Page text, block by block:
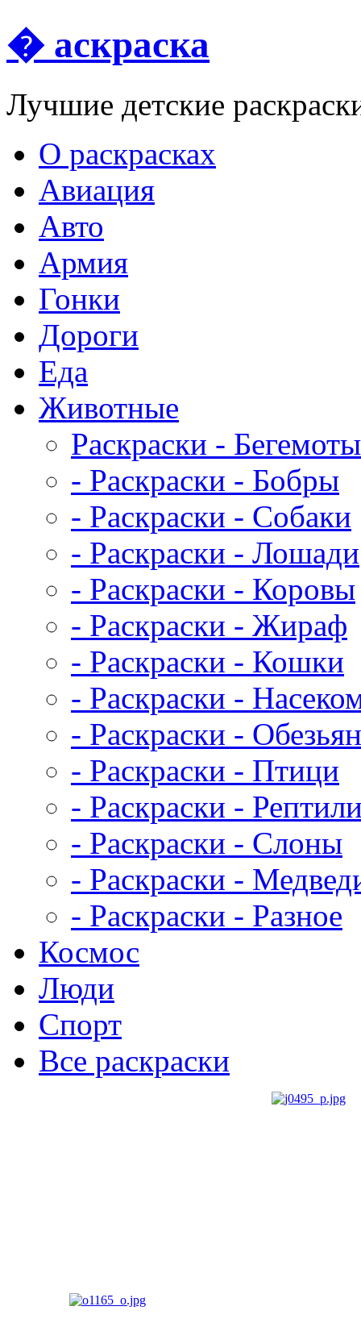
� аскраска
Лучшие детские
О раскрасках
Авиация
Авто
Армия
Гонки
Дороги
Еда
Животныe
Раскраски - Бегемоты
- Раскраски - Бобры
- Раскраски - Собаки
- Раскраски - Лошади
- Раскраски - Коровы
- Раскраски - Жираф
- Раскраски - Кошки
- Раскраски -
- Раскраски -
- Раскраски - Птици
- Раскраски -
- Раскраски - Слоны
- Раскраски -
- Раскраски - Разное
Космос
Люди
Спорт
Все раскраски